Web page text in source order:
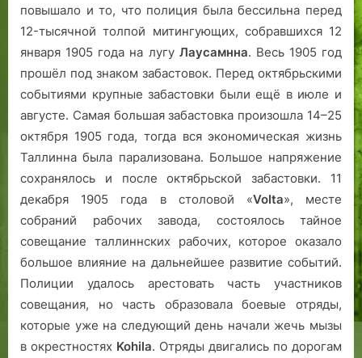
повышало и то, что полиция была бессильна перед
12-тысячной толпой митингующих, собравшихся 12
января 1905 года на лугу Лаусамнна. Весь 1905 год
прошёл под знаком забастовок. Перед октябрьскими
событиями крупные забастовки были ещё в июле и
августе. Самая большая забастовка произошла 14–25
октября 1905 года, тогда вся экономическая жизнь
Таллинна была парализована. Большое напряжение
сохранялось и после октябрьской забастовки. 11
декабря 1905 года в столовой «Volta», месте
собраний рабочих завода, состоялось тайное
совещание таллиннских рабочих, которое оказало
большое влияние на дальнейшее развитие событий.
Полиции удалось арестовать часть участников
совещания, но часть образовала боевые отряды,
которые уже на следующий день начали жечь мызы
в окрестностях Kohila. Отряды двигались по дорогам